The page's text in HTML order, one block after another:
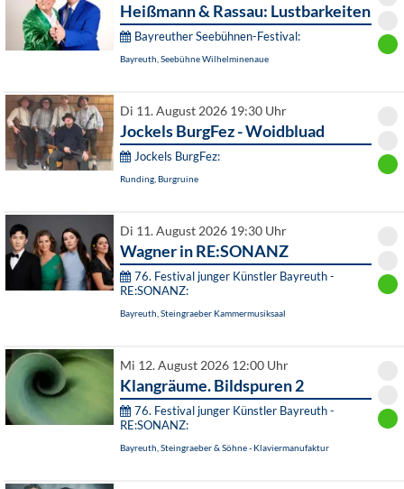
Heißmann & Rassau: Lustbarkeiten
Bayreuther Seebühnen-Festival:
Bayreuth, Seebühne Wilhelminenaue
Di 11. August 2026 19:30 Uhr
Jockels BurgFez - Woidbluad
Jockels BurgFez:
Runding, Burgruine
Di 11. August 2026 19:30 Uhr
Wagner in RE:SONANZ
76. Festival junger Künstler Bayreuth -
RE:SONANZ:
Bayreuth, Steingraeber Kammermusiksaal
Mi 12. August 2026 12:00 Uhr
Klangräume. Bildspuren 2
76. Festival junger Künstler Bayreuth -
RE:SONANZ:
Bayreuth, Steingraeber & Söhne - Klaviermanufaktur